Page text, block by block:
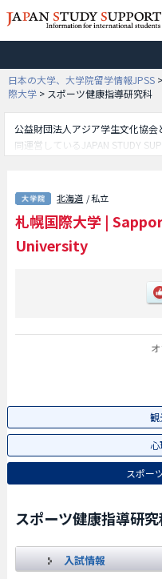
日本の大学、大学院留学情報JPSS >
際大学 > スポーツ健康指導研究科
公益財団法人アジア学生文化協
同運営しているJAPAN STUDY
心理学研究科やスポーツ健康指導
格者数など入試情報、施設案内、
掲載しているので是非ご利用くだ
北海道 / 私立
札幌国際大学 |
University
観
心
スポー
スポーツ健康指導研
入試情報